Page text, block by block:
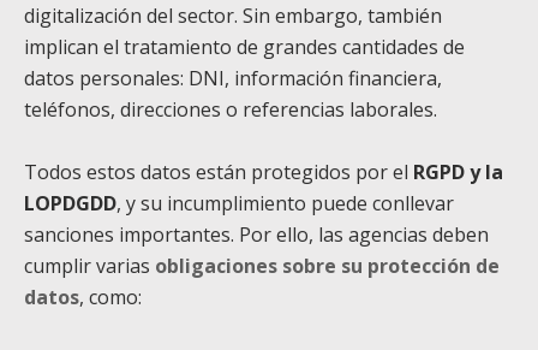
digitalización del sector. Sin embargo, también
implican el tratamiento de grandes cantidades de
datos personales: DNI, información financiera,
teléfonos, direcciones o referencias laborales.
Todos estos datos están protegidos por el RGPD y la
LOPDGDD, y su incumplimiento puede conllevar
sanciones importantes. Por ello, las agencias deben
cumplir varias obligaciones sobre su protección de
datos, como: